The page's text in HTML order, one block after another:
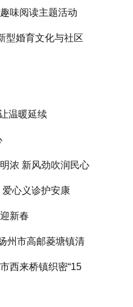
味阅读主题活动
型婚育文化与社区
温暖延续
浓 新风劲吹润民心
心义诊护安康
新春
州市高邮菱塘镇清
来桥镇织密“15